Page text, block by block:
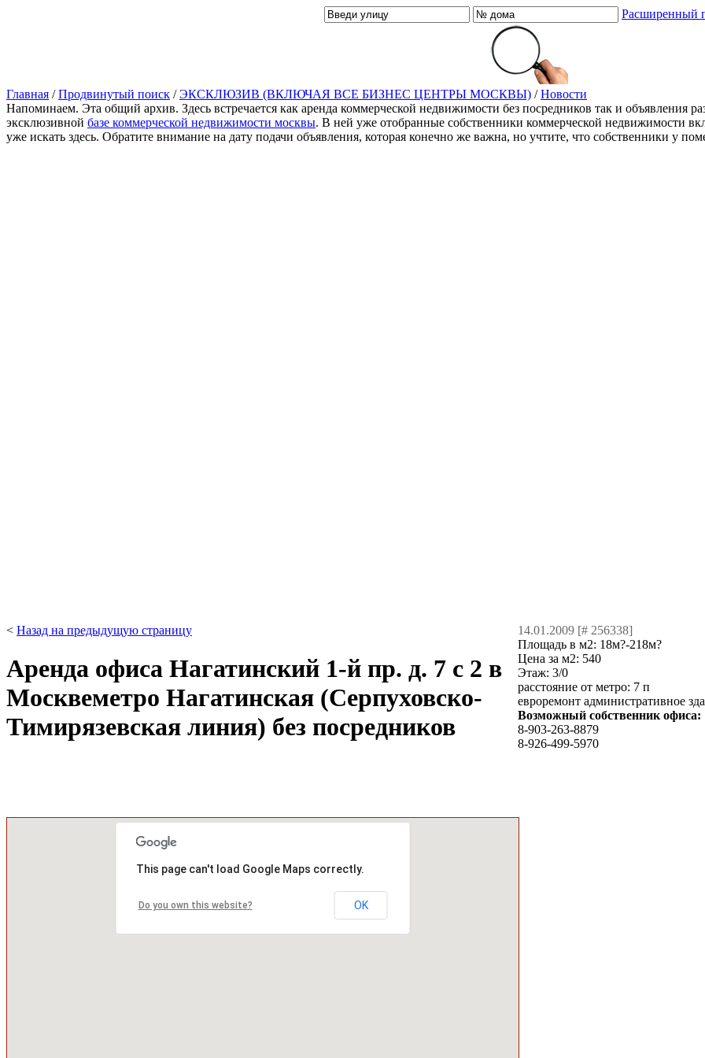
Расширенный
Главная /Продвинутый поиск /ЭКСКЛЮЗИВ (ВКЛЮЧАЯ ВСЕ БИЗНЕС ЦЕНТРЫ МОСКВЫ) /Новости
Напоминаем. Эта общий архив. Здесь встречается как аренда коммерческой недвижимости без посредников так и объявления
эксклюзивной базе коммерческой недвижимости москвы. В ней уже отобранные собственники коммерческой недвижимости
уже искать здесь. Обратите внимание на дату подачи объявления, которая конечно же важна, но учтите, что собственники у
< Назад на предыдущую страницу
Аренда офиса Нагатинский 1-й пр. д. 7 с 2 в
Москвеметро Нагатинская (Серпуховско-
Тимирязевская линия) без посредников
14.01.2009 [# 256338]
Площадь в м2: 18м?-218м?
Цена за м2: 540
Этаж: 3/0
расстояние от метро: 7 п
евроремонт административное
Возможный собственник офиса:
8-903-263-8879
8-926-499-5970
This page can't load Google Maps correctly.
Do you own this website? OK